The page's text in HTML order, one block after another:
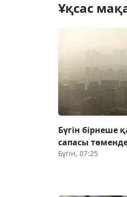
Ұқсас
Бүгін бірнеше
сапасы
Бүгін, 07:25